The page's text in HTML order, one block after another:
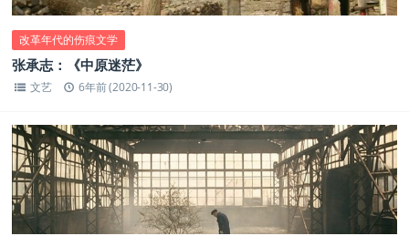
改革年代的伤痕文学
张承志：《中原迷茫》
文艺 6年前 (2020-11-30)